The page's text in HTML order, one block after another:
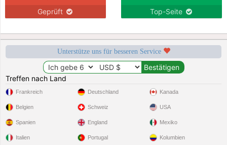
Geprüft Top-Seite
Unterstütze uns für besseren Service
Treffen nach Land
Frankreich
Belgien
Spanien
Italien
Deutschland
Schweiz
England
Portugal
Kanada
USA
Mexiko
Kolumbien